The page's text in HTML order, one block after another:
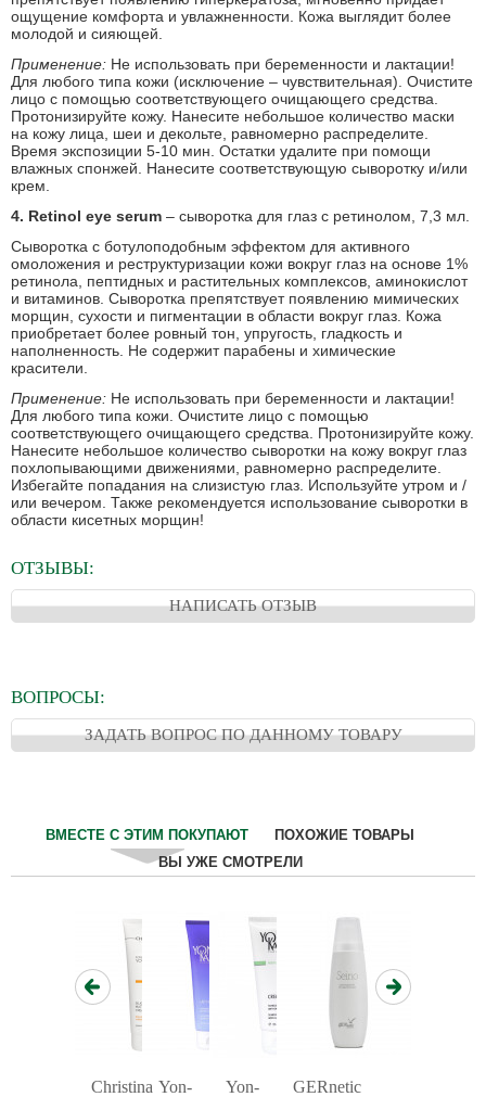
ощущение комфорта и увлажненности. Кожа выглядит более
молодой и сияющей.
Применение: Не использовать при беременности и лактации!
Для любого типа кожи (исключение – чувствительная). Очистите
лицо с помощью соответствующего очищающего средства.
Протонизируйте кожу. Нанесите небольшое количество маски
на кожу лица, шеи и декольте, равномерно распределите.
Время экспозиции 5-10 мин. Остатки удалите при помощи
влажных спонжей. Нанесите соответствующую сыворотку и/или
крем.
4. Retinol eye serum – сыворотка для глаз с ретинолом, 7,3 мл.
Сыворотка с ботулоподобным эффектом для активного
омоложения и реструктуризации кожи вокруг глаз на основе 1%
ретинола, пептидных и растительных комплексов, аминокислот
и витаминов. Сыворотка препятствует появлению мимических
морщин, сухости и пигментации в области вокруг глаз. Кожа
приобретает более ровный тон, упругость, гладкость и
наполненность. Не содержит парабены и химические
красители.
Применение: Не использовать при беременности и лактации!
Для любого типа кожи. Очистите лицо с помощью
соответствующего очищающего средства. Протонизируйте кожу.
Нанесите небольшое количество сыворотки на кожу вокруг глаз
похлопывающими движениями, равномерно распределите.
Избегайте попадания на слизистую глаз. Используйте утром и /
или вечером. Также рекомендуется использование сыворотки в
области кисетных морщин!
ОТЗЫВЫ:
НАПИСАТЬ ОТЗЫВ
ВОПРОСЫ:
ЗАДАТЬ ВОПРОС ПО ДАННОМУ ТОВАРУ
ВМЕСТЕ С ЭТИМ ПОКУПАЮТ
ПОХОЖИЕ ТОВАРЫ
ВЫ УЖЕ СМОТРЕЛИ
Christina Yon-
Yon-
GERnetic